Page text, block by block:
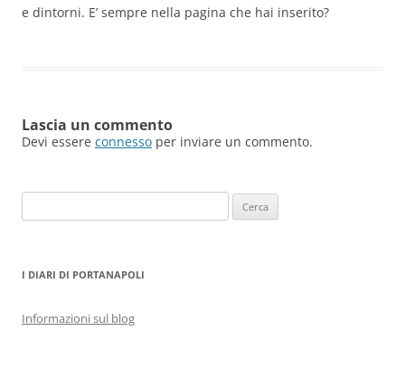
e dintorni. E’ sempre nella pagina che hai inserito?
Lascia un commento
Devi essere connesso per inviare un commento.
per:
I DIARI DI PORTANAPOLI
Informazioni sul blog